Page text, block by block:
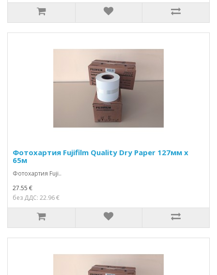
Фотохартия Fujifilm Quality Dry Paper 127мм х
65м
Фотохартия Fuji..
27.55 €
без ДДС: 22.96 €